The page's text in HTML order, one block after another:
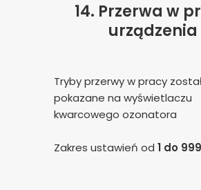
14. Przerwa w
urządzenia
Tryby przerwy w pracy
pokazane na wyświetlaczu
kwarcowego ozonatora
Zakres ustawień od 1 do